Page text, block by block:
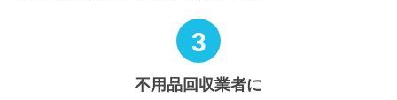
3
不用品回収業者に